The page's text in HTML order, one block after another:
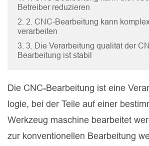
Betreiber reduzieren
2. 2. CNC-Bearbeitung kann
verarbeiten
3. 3. Die Verarbeitung qualität der
Bearbeitung ist stabil
Die CNC-Bearbeitung ist eine
logie, bei der Teile auf einer
Werkzeug maschine bearbeitet
zur konventionellen Bearbeitung